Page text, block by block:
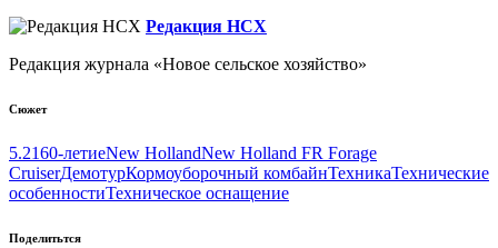
Редакция НСХ
Редакция журнала «Новое сельское хозяйство»
Сюжет
5.2160-летиеNew HollandNew Holland FR Forage
CruiserДемотурКормоуборочный комбайнТехникаТехнические
особенностиТехническое оснащение
Поделитьтся